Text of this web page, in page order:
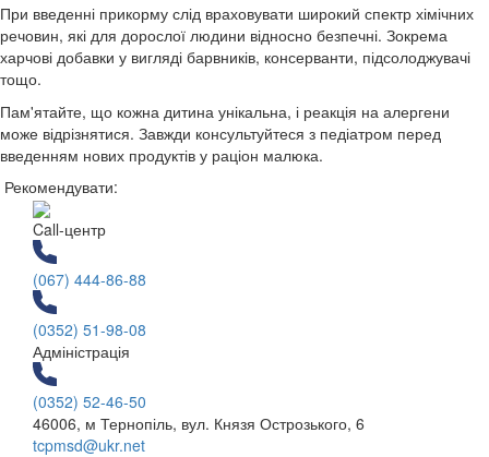
При введенні прикорму слід враховувати широкий спектр хімічних
речовин, які для дорослої людини відносно безпечні. Зокрема
харчові добавки у вигляді барвників, консерванти, підсолоджувачі
тощо.
Пам'ятайте, що кожна дитина унікальна, і реакція на алергени
може відрізнятися. Завжди консультуйтеся з педіатром перед
введенням нових продуктів у раціон малюка.
Рекомендувати:
Call-центр
(067) 444-86-88
(0352) 51-98-08
Адміністрація
(0352) 52-46-50
46006, м Тернопіль, вул. Князя Острозького, 6
tcpmsd@ukr.net